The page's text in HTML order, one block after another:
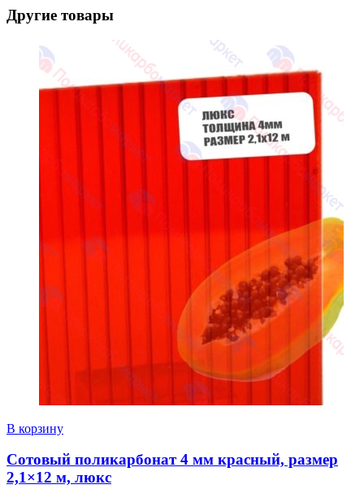
Другие товары
В корзину
Сотовый поликарбонат 4 мм красный, размер
2,1×12 м, люкс